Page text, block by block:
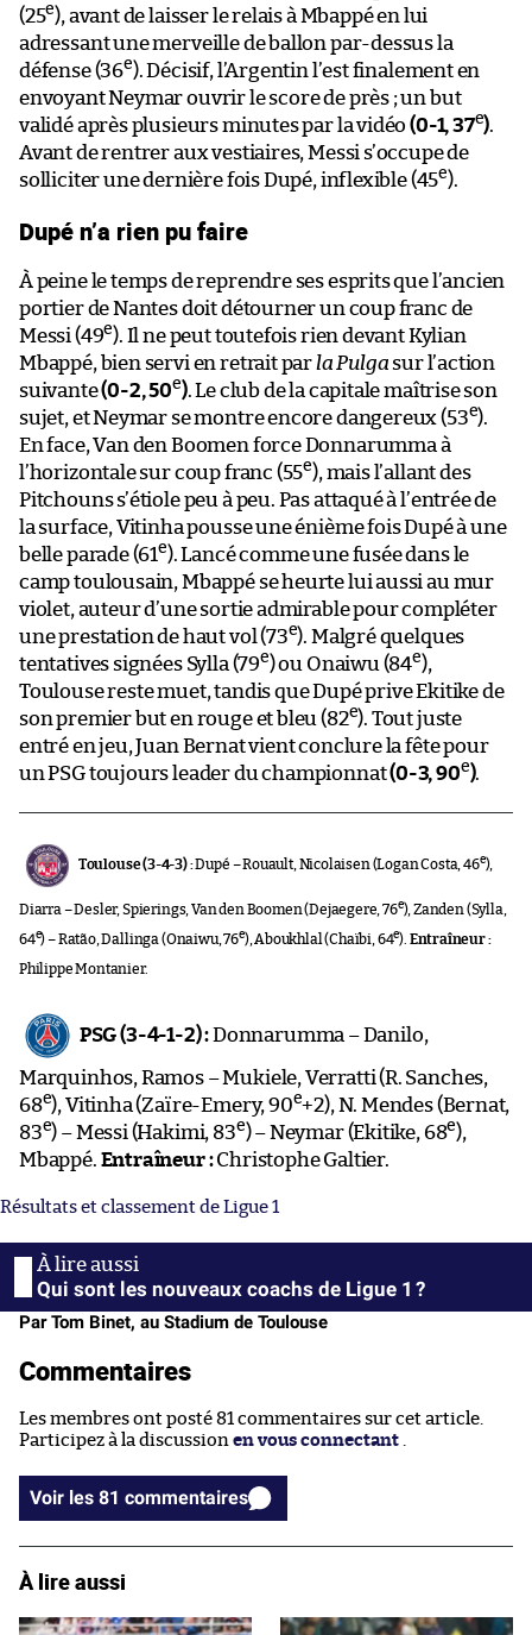
(25e), avant de laisser le relais à Mbappé en lui
adressant une merveille de ballon par-dessus la
défense (36e). Décisif, l’Argentin l’est finalement en
envoyant Neymar ouvrir le score de près ; un but
validé après plusieurs minutes par la vidéo(0-1, 37e).
Avant de rentrer aux vestiaires, Messi s’occupe de
solliciter une dernière fois Dupé, inflexible (45e).
Dupé n’a rien pu faire
À peine le temps de reprendre ses esprits que l’ancien
portier de Nantes doit détourner un coup franc de
Messi (49e). Il ne peut toutefois rien devant Kylian
Mbappé, bien servi en retrait par la Pulga sur l’action
suivante(0-2, 50e). Le club de la capitale maîtrise son
sujet, et Neymar se montre encore dangereux (53e).
En face, Van den Boomen force Donnarumma à
l’horizontale sur coup franc (55e), mais l’allant des
Pitchouns s’étiole peu à peu. Pas attaqué à l’entrée de
la surface, Vitinha pousse une énième fois Dupé à une
belle parade (61e). Lancé comme une fusée dans le
camp toulousain, Mbappé se heurte lui aussi au mur
violet, auteur d’une sortie admirable pour compléter
une prestation de haut vol (73e). Malgré quelques
tentatives signées Sylla (79e) ou Onaiwu (84e),
Toulouse reste muet, tandis que Dupé prive Ekitike de
son premier but en rouge et bleu (82e). Tout juste
entré en jeu, Juan Bernat vient conclure la fête pour
un PSG toujours leader du championnat(0-3, 90e).
Toulouse (3-4-3) :Dupé – Rouault, Nicolaisen (Logan Costa, 46e),
Diarra – Desler, Spierings, Van den Boomen (Dejaegere, 76e), Zanden (Sylla,
64e) – Ratão, Dallinga (Onaiwu, 76e), Aboukhlal (Chaïbi, 64e). Entraîneur :
Philippe Montanier.
PSG (3-4-1-2) :Donnarumma – Danilo,
Marquinhos, Ramos – Mukiele, Verratti (R. Sanches,
68e), Vitinha (Zaïre-Emery, 90e+2), N. Mendes (Bernat,
83e) – Messi (Hakimi, 83e) – Neymar (Ekitike, 68e),
Mbappé. Entraîneur :Christophe Galtier.
Résultats et classement de Ligue 1
Qui sont les nouveaux coachs de Ligue 1 ?
Par Tom Binet, au Stadium de Toulouse
Commentaires
Les membres ont posté 81 commentaires sur cet article.
Participez à la discussion en vous connectant
Voir les 81 commentaires
À lire aussi